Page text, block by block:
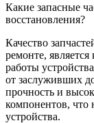
Какие запасные
восстановления?
Качество
ремонте,
работы
от заслуживших
прочность и
компонентов, что
устройства.